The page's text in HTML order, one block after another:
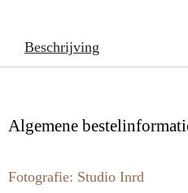
Beschrijving
Algemene
Fotografie: Studio Inrd